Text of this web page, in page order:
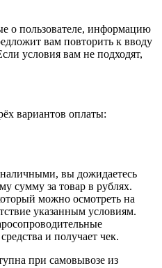
о пользователе, информацию
вам повторить к вводу
условия вам не подходят,
вариантов оплаты:
вы дожидаетесь
сумму за товар в рублях.
можно осмотреть на
указанным условиям.
и получает чек.
при самовывозе из